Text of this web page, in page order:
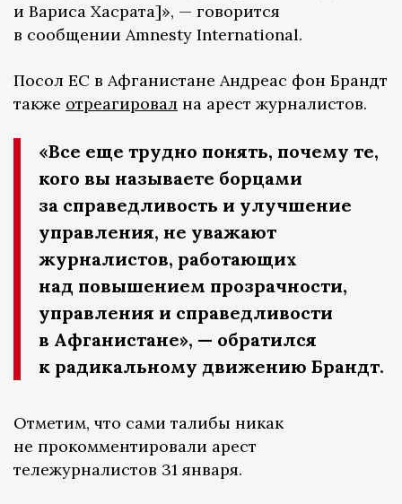
и Вариса Хасрата]», — говорится
в сообщении Amnesty International.
Посол ЕС в Афганистане Андреас фон Брандт
также отреагировал на арест журналистов.
«Все еще трудно понять, почему те,
кого вы называете борцами
за справедливость и улучшение
управления, не уважают
журналистов, работающих
над повышением прозрачности,
управления и справедливости
в Афганистане», — обратился
к радикальному движению Брандт.
Отметим, что сами талибы никак
не прокомментировали арест
тележурналистов 31 января.